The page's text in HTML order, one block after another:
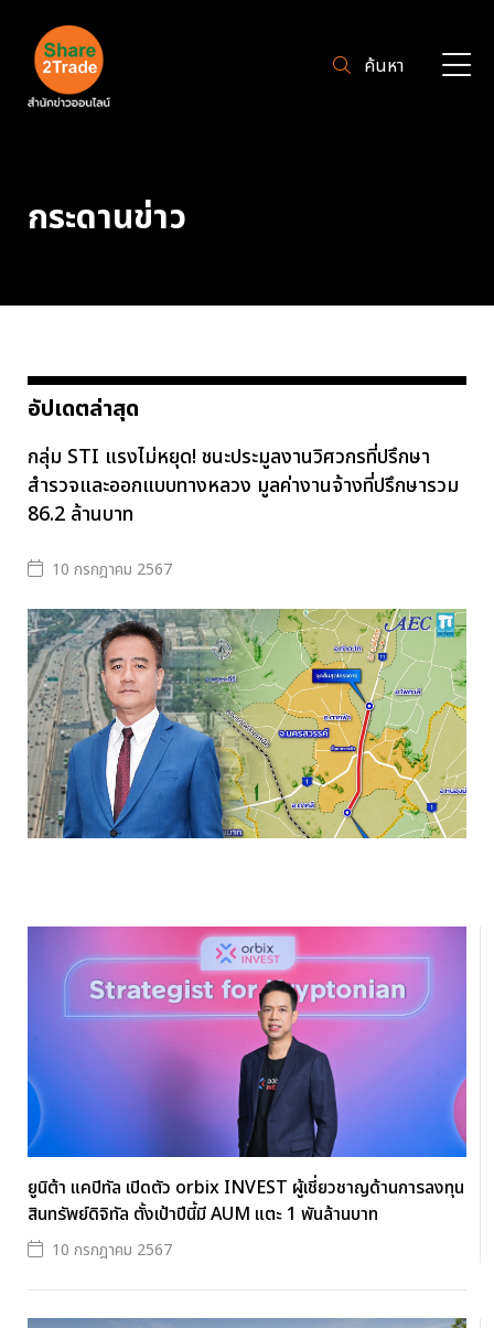
ค้นหา
กระดานข่าว
อัปเดตล่าสุด
กลุ่ม STI แรงไม่หยุด! ชนะประมูลงานวิศวกรที่ปรึกษา
สำรวจและออกแบบทางหลวง มูลค่างานจ้างที่ปรึกษารวม
86.2 ล้านบาท
10 กรกฎาคม 2567
ยูนิต้า แคปิทัล เปิดตัว orbix INVEST ผู้เชี่ยวชาญด้านการลงทุน
สินทรัพย์ดิจิทัล ตั้งเป้าปีนี้มี AUM แตะ 1 พันล้านบาท
10 กรกฎาคม 2567